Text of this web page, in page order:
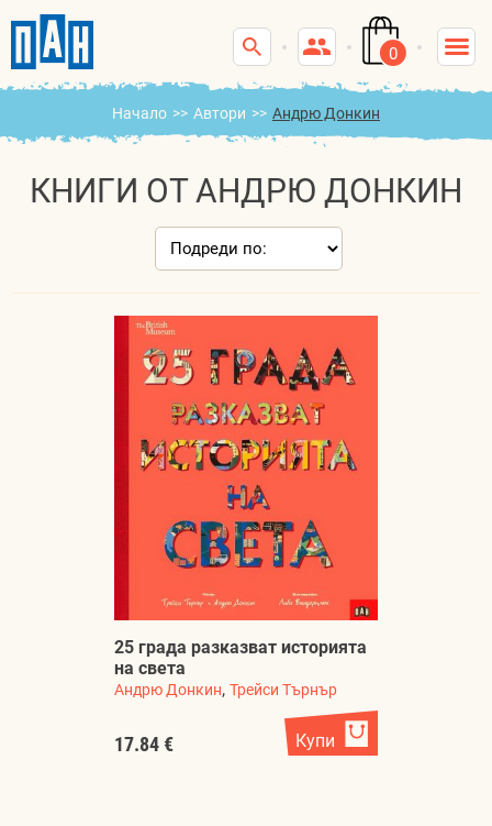
0
Начало >> Автори >> Андрю Донкин
КНИГИ ОТ АНДРЮ ДОНКИН
25 града разказват историята
на света
Андрю Донкин, Трейси Търнър
17.84 € Купи